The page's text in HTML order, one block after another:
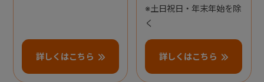
詳しくはこちら
※土日祝日・年末年始を除
く
詳しくはこちら